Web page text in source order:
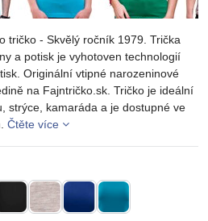
tričko - Skvělý ročník 1979. Trička
a potisk je vyhotoven technologií
Originální vtipné narozeninové
na Fajntričko.sk. Tričko je ideální
strýce, kamaráda a je dostupné ve
Čtěte více